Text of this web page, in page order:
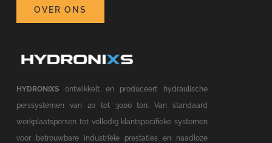
OVER ONS
HYDRONIXSontwikkelt en produceert hydraulische
perssystemen van 20 tot 3000 ton. Van standaard
werkplaatspersen tot volledig klantspecifieke systemen
voor betrouwbare industriële prestaties en naadloze